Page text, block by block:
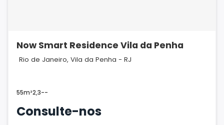
Now Smart Residence Vila da Penha
Rio de Janeiro, Vila da Penha - RJ
55m²2,3--
Consulte-nos